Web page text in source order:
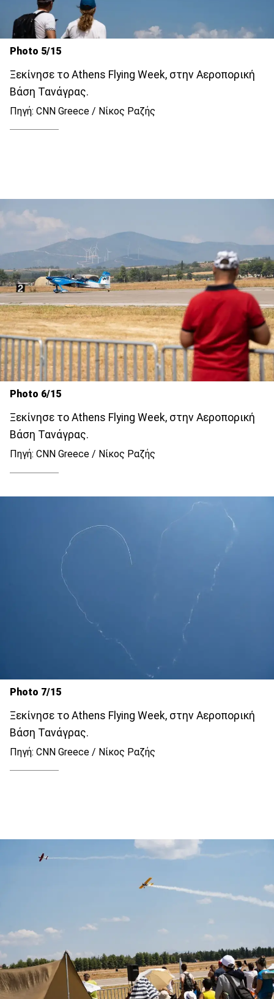
Photo 5/15
Ξεκίνησε το Athens Flying Week, στην Αεροπορική
Βάση Τανάγρας.
Πηγή: CNN Greece / Νίκος Ραζής
Photo 6/15
Ξεκίνησε το Athens Flying Week, στην Αεροπορική
Βάση Τανάγρας.
Πηγή: CNN Greece / Νίκος Ραζής
Photo 7/15
Ξεκίνησε το Athens Flying Week, στην Αεροπορική
Βάση Τανάγρας.
Πηγή: CNN Greece / Νίκος Ραζής